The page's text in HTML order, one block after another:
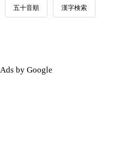
五十音順 漢字検索
Ads by Google